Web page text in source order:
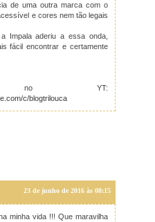
de uma outra marca com o
e cores nem tão legais
Impala aderiu a essa onda,
fácil encontrar e certamente
no YT:
c/blogtrilouca
23 de junho de 2016 às 08:15
minha vida !!! Que maravilha